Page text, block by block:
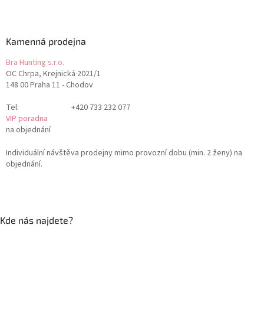
Kamenná prodejna
Bra Hunting s.r.o.
OC Chrpa, Krejnická 2021/1
148 00 Praha 11 - Chodov
Tel:
+420 733 232 077
VIP poradna
na objednání
Individuální návštěva prodejny mimo provozní dobu (min. 2 ženy) na
objednání.
Kde nás najdete?